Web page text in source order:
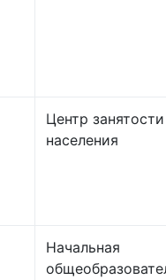
Центр занятости
населения
Начальная